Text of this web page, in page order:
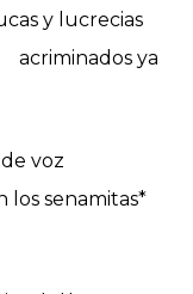
y lucrecias
ya
voz
los senamitas*